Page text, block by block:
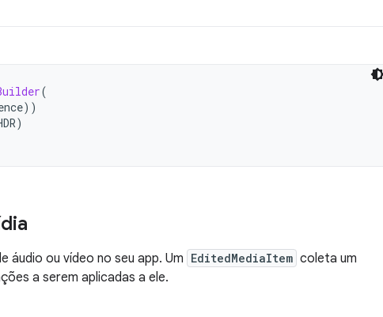
(
))
)
áudio ou vídeo no seu app. Um EditedMediaItem coleta um
a serem aplicadas a ele.